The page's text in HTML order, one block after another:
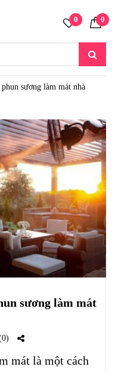
0 0
sương làm mát nhà
sương làm mát
mát là một cách